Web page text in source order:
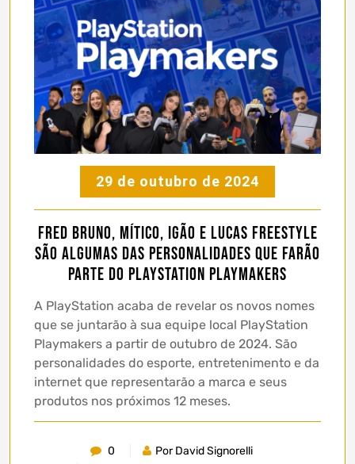
29 de outubro de 2024
Fred Bruno, Mítico, Igão e Lucas Freestyle
são algumas das personalidades que farão
parte do PlayStation Playmakers
A PlayStation acaba de revelar os novos nomes
que se juntarão à sua equipe local PlayStation
Playmakers a partir de outubro de 2024. São
personalidades do esporte, entretenimento e da
internet que representarão a marca e seus
produtos nos próximos 12 meses.
0
Por David Signorelli